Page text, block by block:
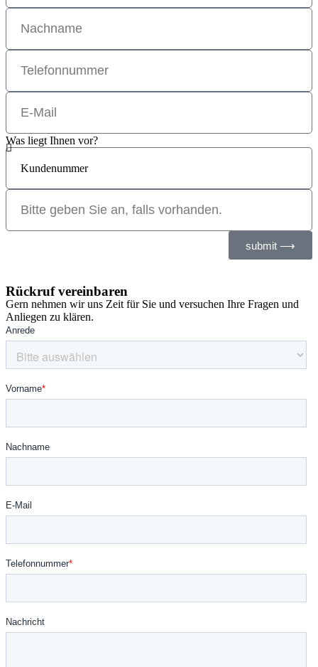
Was liegt Ihnen vor?
submit ⟶
Rückruf vereinbaren
Gern nehmen wir uns Zeit für Sie und versuchen Ihre Fragen und
Anliegen zu klären.